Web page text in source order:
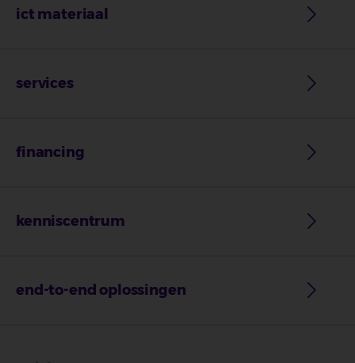
ict materiaal
services
financing
kenniscentrum
end-to-end oplossingen